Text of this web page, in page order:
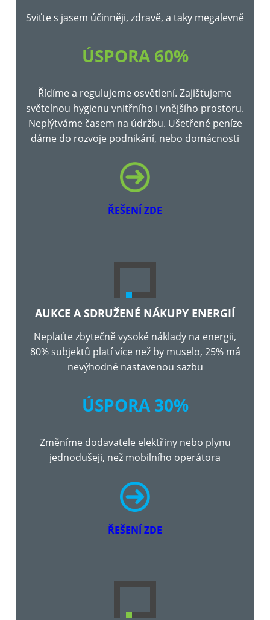
Sviťte s jasem účinněji, zdravě, a taky megalevně
ÚSPORA 60%
Řídíme a regulujeme osvětlení. Zajišťujeme
světelnou hygienu vnitřního i vnějšího prostoru.
Neplýtváme časem na údržbu. Ušetřené peníze
dáme do rozvoje podnikání, nebo domácnosti
ŘEŠENÍ ZDE
AUKCE A SDRUŽENÉ NÁKUPY ENERGIÍ
Neplaťte zbytečně vysoké náklady na energii,
80% subjektů platí více než by muselo, 25% má
nevýhodně nastavenou sazbu
ÚSPORA 30%
Změníme dodavatele elektřiny nebo plynu
jednodušeji, než mobilního operátora
ŘEŠENÍ ZDE